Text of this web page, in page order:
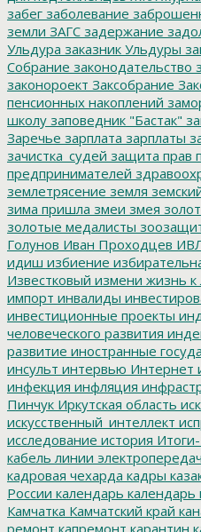
забег заболевание
земли ЗАГС задержание
Ульдура заказник Ульдуры
Собрание законодательство
законороект Заксобрание
пенсионных накоплений
школу заповедник "Бастак"
Заречье зарплата зарплаты
зачистка_судей защита прав
предпринимателей
землетрясение земля
зима пришла змеи змея
золотые медалисты
Голунов Иван Проходцев
идиш избиение
Известковый измени жизнь
импорт инвалиды
инвестиционные проекты
человеческого развития
развитие иностранные
инсульт интервью Интернет
инфекция инфляция
Пинчук Иркутская область иск
искусственный_интеллект
исследование история
кабель линии
кадровая чехарда кадры
России календарь календарь
Камчатка Камчатский край
ремонт капремонт карантин